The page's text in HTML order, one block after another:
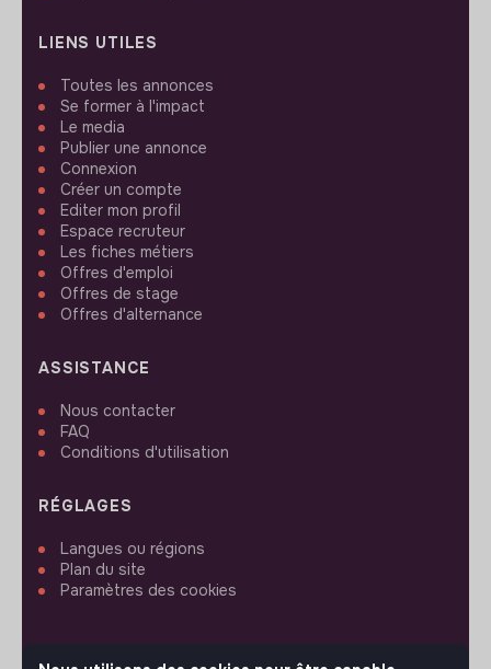
LIENS UTILES
Toutes les annonces
Se former à l'impact
Le media
Publier une annonce
Connexion
Créer un compte
Editer mon profil
Espace recruteur
Les fiches métiers
Offres d'emploi
Offres de stage
Offres d'alternance
ASSISTANCE
Nous contacter
FAQ
Conditions d'utilisation
RÉGLAGES
Langues ou régions
Plan du site
Paramètres des cookies